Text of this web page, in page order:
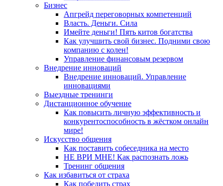
Бизнес
Апгрейд переговорных компетенций
Власть. Деньги. Сила
Имейте деньги! Пять китов богатства
Как улучшить свой бизнес. Подними свою
компанию с колен!
Управление финансовым резервом
Внедрение инноваций
Внедрение инноваций. Управление
инновациями
Выездные тренинги
Дистанционное обучение
Как повысить личную эффективность и
конкурентоспособность в жёстком онлайн
мире!
Искусство общения
Как поставить собеседника на место
НЕ ВРИ МНЕ! Как распознать ложь
Тренинг общения
Как избавиться от страха
Как победить страх